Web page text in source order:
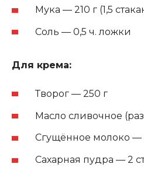
Мука — 210 г (1,5
Соль — 0,5 ч. ложки
Для крема:
Творог — 250 г
Масло сливочное
Сгущённое молоко —
Сахарная пудра — 2